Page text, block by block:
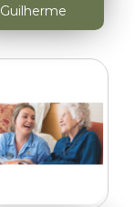
Guilherme